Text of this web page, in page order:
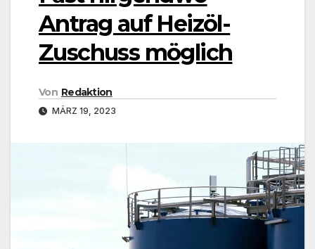
Antrag auf Heizöl-
Zuschuss möglich
Von Redaktion
MÄRZ 19, 2023